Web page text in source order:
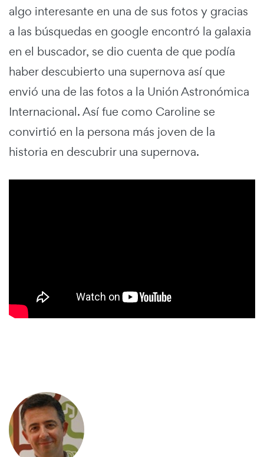
algo interesante en una de sus fotos y gracias
a las búsquedas en google encontró la galaxia
en el buscador, se dio cuenta de que podía
haber descubierto una supernova así que
envió una de las fotos a la Unión Astronómica
Internacional. Así fue como Caroline se
convirtió en la persona más joven de la
historia en descubrir una supernova.